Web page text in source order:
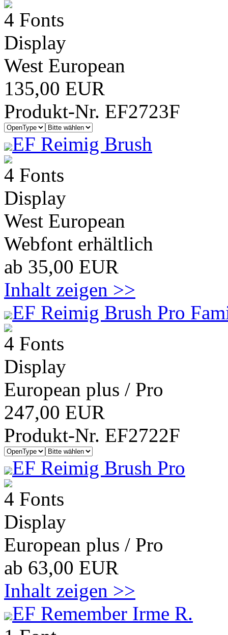
4 Fonts
Display
West European
135,00 EUR
Produkt-Nr. EF2723F
EF Reimig Brush
4 Fonts
Display
West European
Webfont erhältlich
ab 35,00 EUR
Inhalt zeigen >>
EF Reimig Brush Pro
4 Fonts
Display
European plus / Pro
247,00 EUR
Produkt-Nr. EF2722F
EF Reimig Brush Pro
4 Fonts
Display
European plus / Pro
ab 63,00 EUR
Inhalt zeigen >>
EF Remember Irme R.